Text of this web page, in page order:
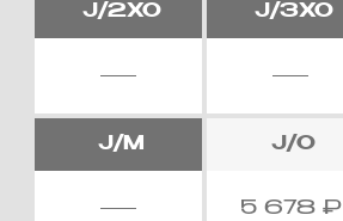
J/2XO J/3XO
J/M J/O
5 678 ₽